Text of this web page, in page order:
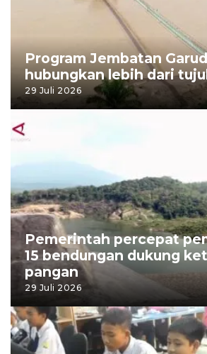
Program Jembatan
hubungkan lebih dari
29 Juli 2026
Pemerintah percepat
15 bendungan dukung
pangan
29 Juli 2026